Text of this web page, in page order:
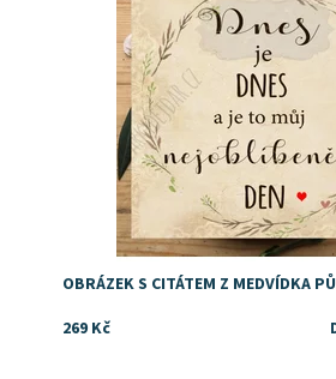
OBRÁZEK S CITÁTEM Z MEDVÍDKA PŮ
269 Kč